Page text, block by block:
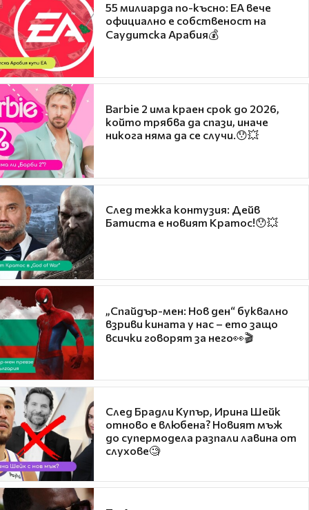
55 милиарда по-късно: EA вече
официално е собственост на
Саудитска Арабия💰
Barbie 2 има краен срок до 2026,
който трябва да спази, иначе
никога няма да се случи.😯💥
След тежка контузия: Дейв
Батиста е новият Кратос!😯💥
„Спайдър-мен: Нов ден“ буквално
взриви кината у нас – ето защо
всички говорят за него👀🎬
След Брадли Купър, Ирина Шейк
отново е влюбена? Новият мъж
до супермодела разпали лавина от
слухове🧐